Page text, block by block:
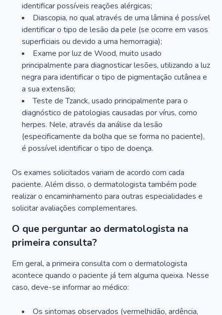
identificar possíveis reações alérgicas;
Diascopia, no qual através de uma lâmina é possível
identificar o tipo de lesão da pele (se ocorre em vasos
superficiais ou devido a uma hemorragia);
Exame por luz de Wood, muito usado
principalmente para diagnosticar lesões, utilizando a luz
negra para identificar o tipo de pigmentação cutânea e
a sua extensão;
Teste de Tzanck, usado principalmente para o
diagnóstico de patologias causadas por vírus, como
herpes. Nele, através da análise da lesão
(especificamente da bolha que se forma no paciente),
é possível identificar o tipo de doença.
Os exames solicitados variam de acordo com cada
paciente. Além disso, o dermatologista também pode
realizar o encaminhamento para outras especialidades e
solicitar avaliações complementares.
O que perguntar ao dermatologista na
primeira consulta?
Em geral, a primeira consulta com o dermatologista
acontece quando o paciente já tem alguma queixa. Nesse
caso, deve-se informar ao médico:
Os sintomas observados (vermelhidão, ardência,